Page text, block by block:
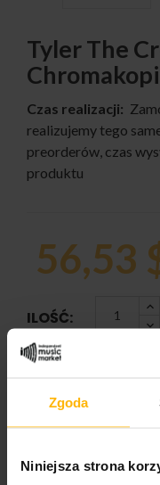
Zgoda
Niniejsza strona
Tyler The
Czas realizacji:
realizujemy tego
preorderów, czas
produktu
56,53
ILOŚĆ:
DODAJ DO